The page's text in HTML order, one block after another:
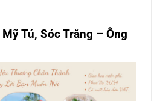
Tú, Sóc Trăng – Ông